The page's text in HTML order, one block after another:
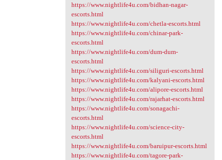
https://www.nightlife4u.com/bidhan-nagar-
escorts.html
https://www.nightlife4u.com/chetla-escorts.html
https://www.nightlife4u.com/chinar-park-
escorts.html
https://www.nightlife4u.com/dum-dum-
escorts.html
https://www.nightlife4u.com/siliguri-escorts.html
https://www.nightlife4u.com/kalyani-escorts.html
https://www.nightlife4u.com/alipore-escorts.html
https://www.nightlife4u.com/rajarhat-escorts.html
https://www.nightlife4u.com/sonagachi-
escorts.html
https://www.nightlife4u.com/science-city-
escorts.html
https://www.nightlife4u.com/baruipur-escorts.html
https://www.nightlife4u.com/tagore-park-